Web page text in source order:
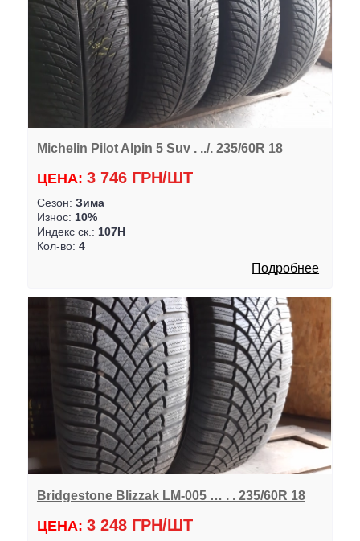
Michelin Pilot Alpin 5 Suv . ../. 235/60R 18
ЦЕНА: 3 746 ГРН/ШТ
Сезон: Зима
Износ: 10%
Индекс ск.: 107H
Кол-во: 4
Подробнее
Bridgestone Blizzak LM-005 … . . 235/60R 18
ЦЕНА: 3 248 ГРН/ШТ